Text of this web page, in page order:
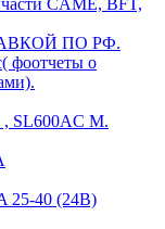
CAME, BFT,
ПО РФ.
фоотчеты о
SL600AC M.
25-40 (24B)